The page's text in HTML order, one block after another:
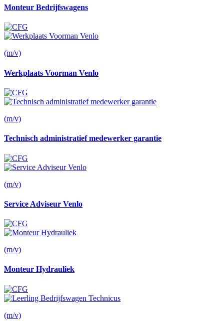
Monteur Bedrijfswagens
(m/v)
Werkplaats Voorman Venlo
(m/v)
Technisch administratief medewerker garantie
(m/v)
Service Adviseur Venlo
(m/v)
Monteur Hydrauliek
(m/v)